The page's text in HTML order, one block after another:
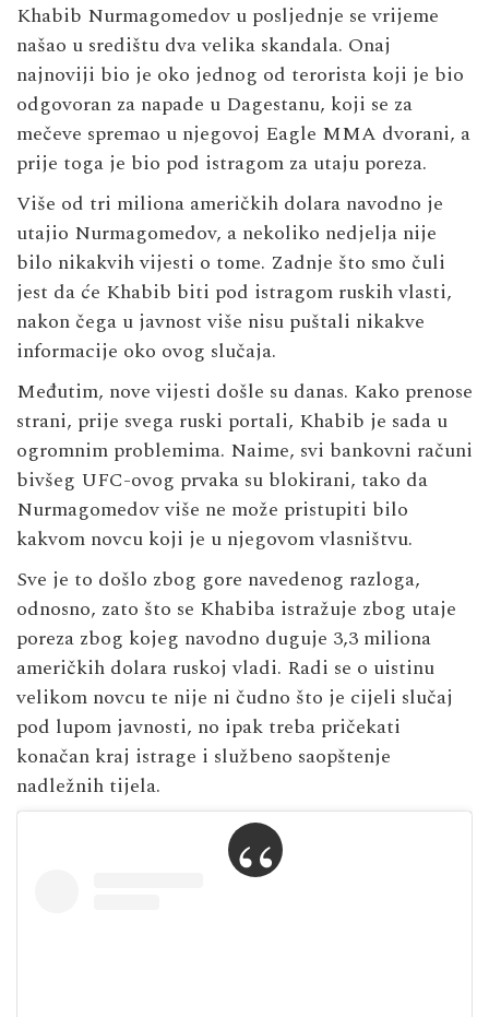
Khabib Nurmagomedov u posljednje se vrijeme
našao u središtu dva velika skandala. Onaj
najnoviji bio je oko jednog od terorista koji je bio
odgovoran za napade u Dagestanu, koji se za
mečeve spremao u njegovoj Eagle MMA dvorani, a
prije toga je bio pod istragom za utaju poreza.
Više od tri miliona američkih dolara navodno je
utajio Nurmagomedov, a nekoliko nedjelja nije
bilo nikakvih vijesti o tome. Zadnje što smo čuli
jest da će Khabib biti pod istragom ruskih vlasti,
nakon čega u javnost više nisu puštali nikakve
informacije oko ovog slučaja.
Međutim, nove vijesti došle su danas. Kako prenose
strani, prije svega ruski portali, Khabib je sada u
ogromnim problemima. Naime, svi bankovni računi
bivšeg UFC-ovog prvaka su blokirani, tako da
Nurmagomedov više ne može pristupiti bilo
kakvom novcu koji je u njegovom vlasništvu.
Sve je to došlo zbog gore navedenog razloga,
odnosno, zato što se Khabiba istražuje zbog utaje
poreza zbog kojeg navodno duguje 3,3 miliona
američkih dolara ruskoj vladi. Radi se o uistinu
velikom novcu te nije ni čudno što je cijeli slučaj
pod lupom javnosti, no ipak treba pričekati
konačan kraj istrage i službeno saopštenje
nadležnih tijela.